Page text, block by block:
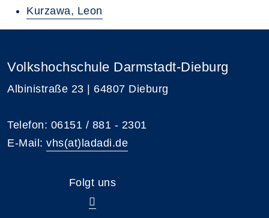
Kurzawa, Leon
Volkshochschule Darmstadt-Dieburg
Albinistraße 23 | 64807 Dieburg
Telefon: 06151 / 881 - 2301
E-Mail: vhs(at)ladadi.de
Folgt uns